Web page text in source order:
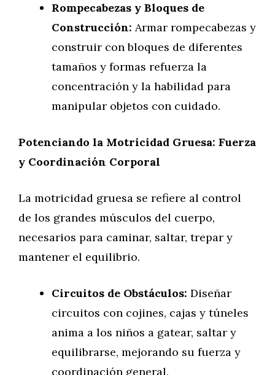
Rompecabezas y Bloques de
Construcción: Armar rompecabezas y
construir con bloques de diferentes
tamaños y formas refuerza la
concentración y la habilidad para
manipular objetos con cuidado.
Potenciando la Motricidad Gruesa: Fuerza
y Coordinación Corporal
La motricidad gruesa se refiere al control
de los grandes músculos del cuerpo,
necesarios para caminar, saltar, trepar y
mantener el equilibrio.
Circuitos de Obstáculos: Diseñar
circuitos con cojines, cajas y túneles
anima a los niños a gatear, saltar y
equilibrarse, mejorando su fuerza y
coordinación general.